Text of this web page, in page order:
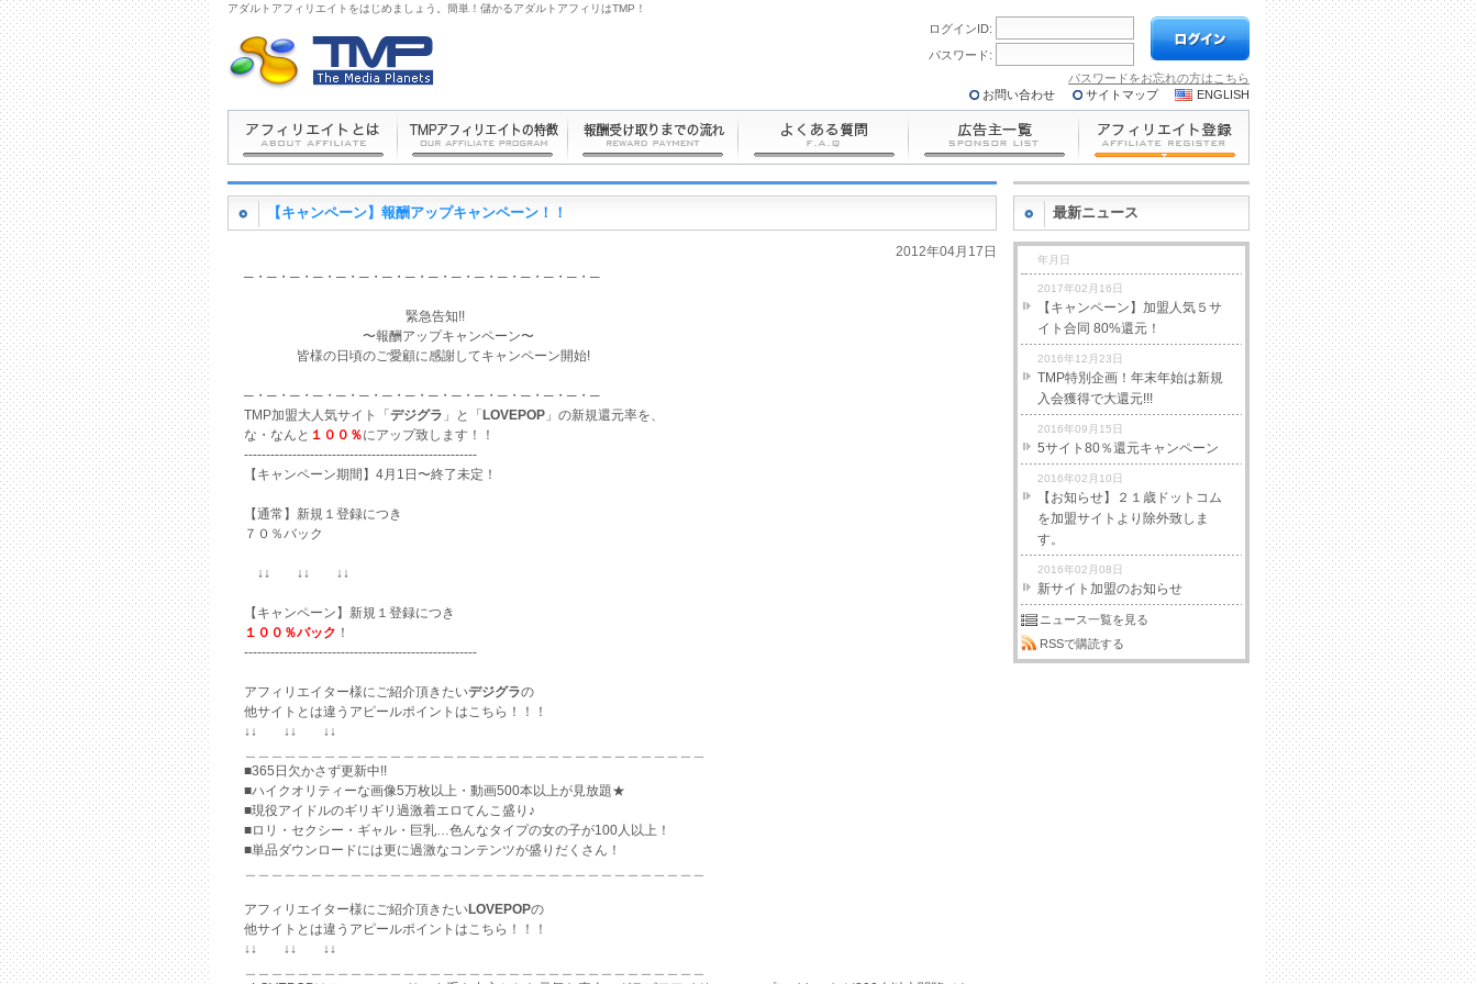
アダルトアフィリエイトをはじめましょう。簡単！儲かるアダルトアフィリはTMP！
ログインID:
パスワード:
パスワードをお忘れの方はこちら
お問い合わせ
サイトマップ ENGLISH
【キャンペーン】報酬アップキャンペーン！！
2012年04月17日
─・─・─・─・─・─・─・─・─・─・─・─・─・─・─・─
緊急告知!!
〜報酬アップキャンペーン〜
皆様の日頃のご愛顧に感謝してキャンペーン開始!
─・─・─・─・─・─・─・─・─・─・─・─・─・─・─・─
TMP加盟大人気サイト「デジグラ 」と「LOVEPOP 」の新規還元率を、
な・なんと １００％にアップ致します！！
-----------------------------------------------------
【キャンペーン期間】4月1日〜終了未定！
【通常】新規１登録につき
７０％バック
↓↓ ↓↓ ↓↓
【キャンペーン】新規１登録につき
１００％バック ！
-----------------------------------------------------
アフィリエイター様にご紹介頂きたいデジグラの
他サイトとは違うアピールポイントはこちら！！！
↓↓ ↓↓ ↓↓
■365日欠かさず更新中!!
■ハイクオリティーな画像5万枚以上・動画500本以上が見放題★
■現役アイドルのギリギリ過激着エロてんこ盛り♪
■ロリ・セクシー・ギャル・巨乳…色んなタイプの女の子が100人以上！
■単品ダウンロードには更に過激なコンテンツが盛りだくさん！
アフィリエイター様にご紹介頂きたいLOVEPOPの
他サイトとは違うアピールポイントはこちら！！！
↓↓ ↓↓ ↓↓
最新ニュース
年月日
2017年02月16日
【キャンペーン】加盟人気５サ
イト合同 80%還元！
2016年12月23日
TMP特別企画！年末年始は新規
入会獲得で大還元!!!
2016年09月15日
5サイト80％還元キャンペーン
2016年02月10日
【お知らせ】２１歳ドットコム
を加盟サイトより除外致しま
す。
2016年02月08日
新サイト加盟のお知らせ
ニュース一覧を見る
RSSで購読する